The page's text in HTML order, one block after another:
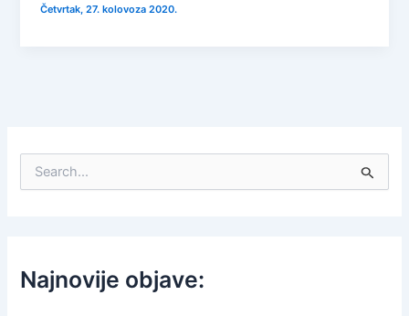
Četvrtak, 27. kolovoza 2020.
f
oNajnovije objave: